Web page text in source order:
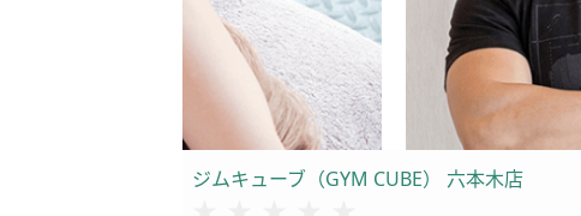
ジムキューブ（GYM CUBE） 六本木店